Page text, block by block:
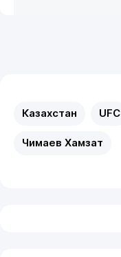
Казахстан UFC
Чимаев Хамзат